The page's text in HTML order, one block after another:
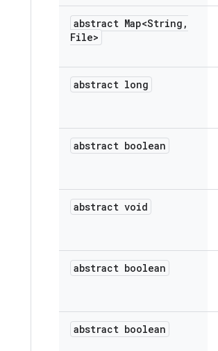
abstract Map<String ,
File>
abstract long
abstract boolean
abstract void
abstract boolean
abstract boolean